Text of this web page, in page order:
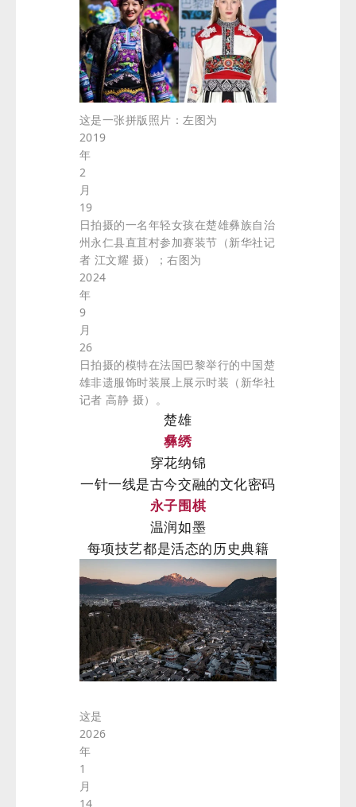
这是一张拼版照片：左图为
2019
年
2
月
19
日拍摄的一名年轻女孩在楚雄彝族自治
州永仁县直苴村参加赛装节（新华社记
者 江文耀 摄）；右图为
2024
年
9
月
26
日拍摄的模特在法国巴黎举行的中国楚
雄非遗服饰时装展上展示时装（新华社
记者 高静 摄）。
楚雄
彝绣
穿花纳锦
一针一线是古今交融的文化密码
永子围棋
温润如墨
每项技艺都是活态的历史典籍
这是
2026
年
1
月
14